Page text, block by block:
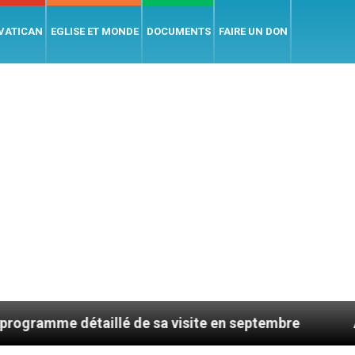
EGLISE ET MONDE DOCUMENTS FAIRE UN DON
de sa visite en septembre AMEN :